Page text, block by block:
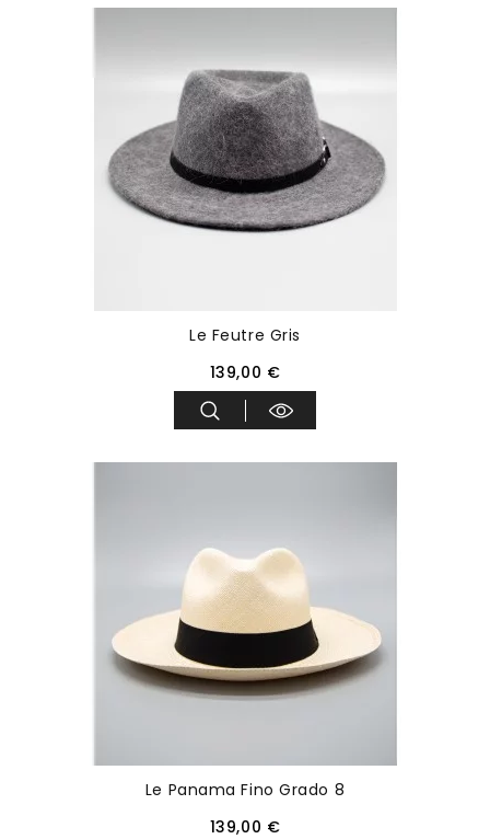
Le Feutre Gris
139,00 €
Le Panama Fino Grado 8
139,00 €